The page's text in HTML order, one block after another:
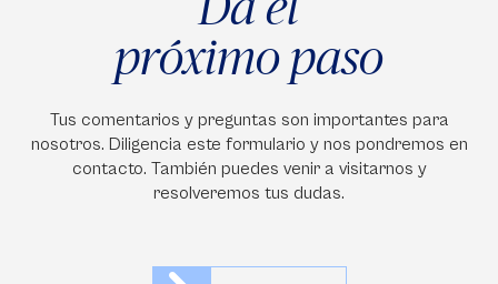
próximo paso
Tus comentarios y preguntas son importantes para
nosotros. Diligencia este formulario y nos pondremos en
contacto. También puedes venir a visitarnos y
resolveremos tus dudas.